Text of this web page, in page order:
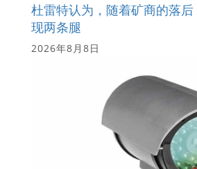
杜雷特认为，随着矿商的落
现两条腿
2026年8月8日